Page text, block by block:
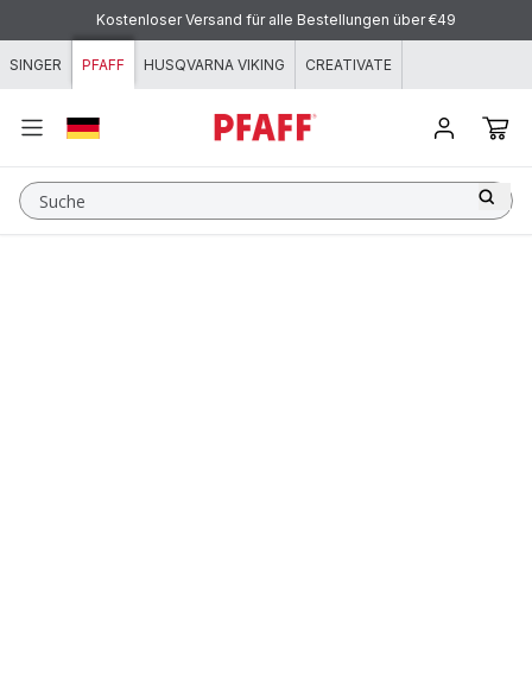
Zum Inhalt springen
Kostenloser Versand für alle Bestellungen über €49
SINGER PFAFF HUSQVARNA VIKING CREATIVATE
Suche